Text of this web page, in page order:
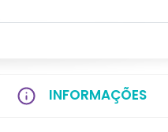
INFORMAÇÕES